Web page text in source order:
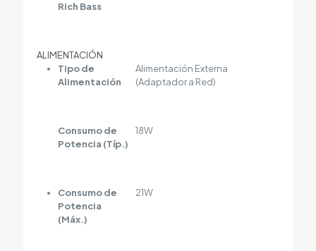
Rich Bass
ALIMENTACIÓN
Tipo de
Alimentación
Alimentación Externa
(Adaptador a Red)
Consumo de
Potencia (Típ.)
18W
Consumo de
Potencia
(Máx.)
21W